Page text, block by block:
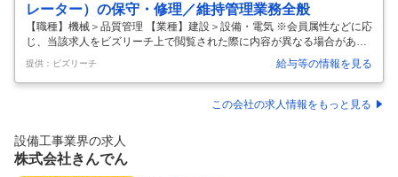
レーター）の保守・修理／維持管理業務全般
【職種】機械＞品質管理 【業種】建設＞設備・電気 ※会員属性などに応
じ、当該求人をビズリーチ上で閲覧された際に内容が異なる場合があり
ます ■当社について ・プライム上場・三菱電機（株）のグループ企業と
して、数々のビルを管理している会社。 ・昇降機（エレベーター・エス
カレーター）や空調・冷熱機器、セキュリティーシステムや管理システ
ムなど、ビル全体を快適にする「トータルサービス」を提供している会
ビスの契約件数は約2万件を数えるに至り、名実ともにリーディングカ
ンパニ…
提供：ビズリーチ 給与等の情報を見る
この会社の求人情報をもっと見る
設備工事業界の求人
株式会社きんでん